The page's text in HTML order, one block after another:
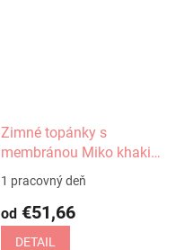
Zimné topánky s
membránou Miko khaki
1 pracovný deň
od €51,66
DETAIL